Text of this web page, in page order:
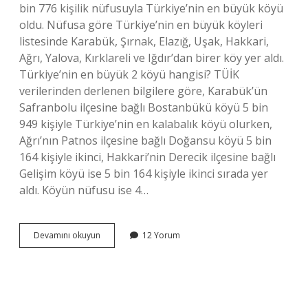
bin 776 kişilik nüfusuyla Türkiye’nin en büyük köyü
oldu. Nüfusa göre Türkiye’nin en büyük köyleri
listesinde Karabük, Şırnak, Elazığ, Uşak, Hakkari,
Ağrı, Yalova, Kırklareli ve Iğdır’dan birer köy yer aldı.
Türkiye’nin en büyük 2 köyü hangisi? TÜİK
verilerinden derlenen bilgilere göre, Karabük’ün
Safranbolu ilçesine bağlı Bostanbükü köyü 5 bin
949 kişiyle Türkiye’nin en kalabalık köyü olurken,
Ağrı’nın Patnos ilçesine bağlı Doğansu köyü 5 bin
164 kişiyle ikinci, Hakkari’nin Derecik ilçesine bağlı
Gelişim köyü ise 5 bin 164 kişiyle ikinci sırada yer
aldı. Köyün nüfusu ise 4…
Devamını okuyun Türkiyenin
En
12 Yorum